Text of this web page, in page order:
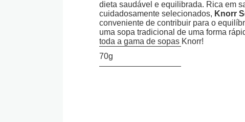
dieta saudável e equilibrada. Rica em
cuidadosamente selecionados, Knorr
conveniente de contribuir para o
uma sopa tradicional de uma forma
toda a gama de sopas Knorr!
70g